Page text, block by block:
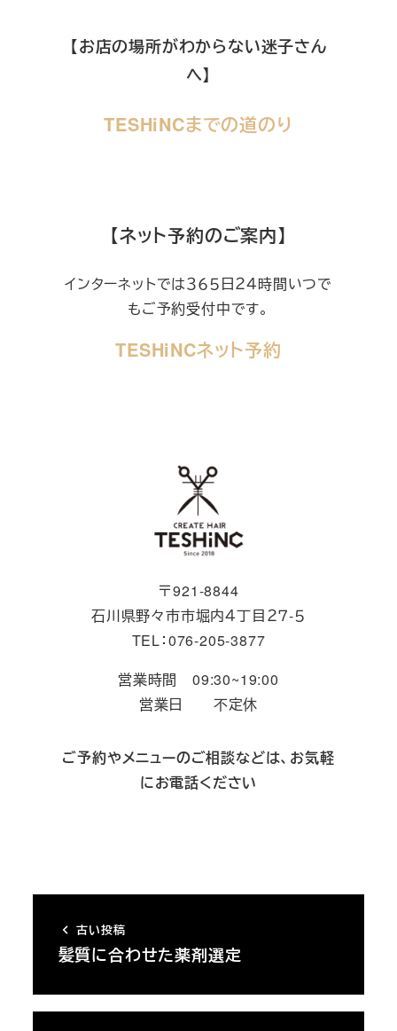
【お店の場所がわからない迷子さん
へ】
TESHiNCまでの道のり
【ネット予約のご案内】
インターネットでは３６５日２４時間いつで
もご予約受付中です。
TESHiNCネット予約
〒921-8844
石川県野々市市堀内４丁目２７-５
TEL：076-205-3877
営業時間 09:30~19:00
営業日 不定休
ご予約やメニューのご相談などは、お気軽
にお電話ください
古い投稿
髪質に合わせた薬剤選定